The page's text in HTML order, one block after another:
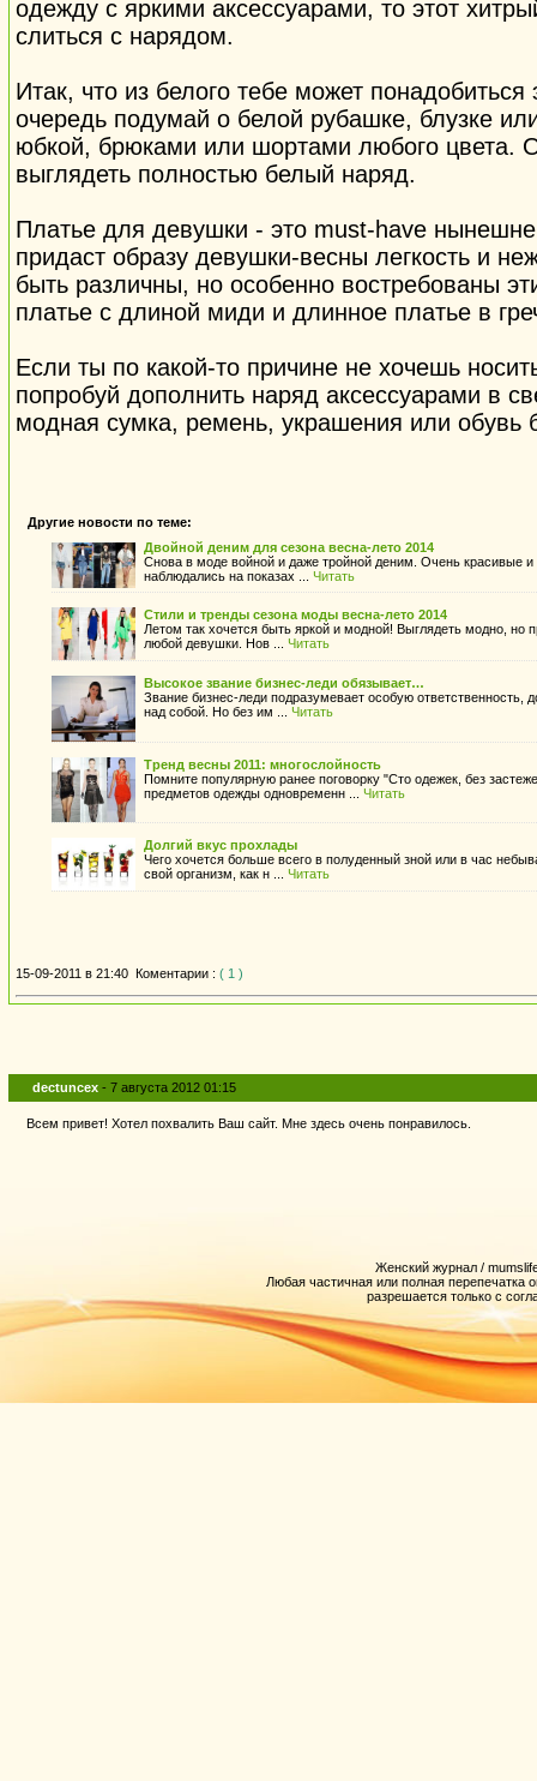
одежду с яркими аксессуарами, то этот
слиться с нарядом.
Итак, что из белого тебе может
очередь подумай о белой рубашке, блузке
юбкой, брюками или шортами любого цвета.
выглядеть полностью белый наряд.
Платье для девушки - это must-have
придаст образу девушки-весны легкость и
быть различны, но особенно востребованы
платье с длиной миди и длинное платье в
Если ты по какой-то причине не хочешь
попробуй дополнить наряд аксессуарами в
модная сумка, ремень, украшения или обувь
Другие новости по теме:
Двойной деним для сезона весна-лето 2014
Снова в моде войной и даже тройной деним. Очень красивые
наблюдались на показах ... Читать
Стили и тренды сезона моды весна-лето 2014
Летом так хочется быть яркой и модной! Выглядеть модно, но
любой девушки. Нов ... Читать
Высокое звание бизнес-леди обязывает…
Звание бизнес-леди подразумевает особую ответственность,
над собой. Но без им ... Читать
Тренд весны 2011: многослойность
Помните популярную ранее поговорку "Сто одежек, без
предметов одежды одновременн ... Читать
Долгий вкус прохлады
Чего хочется больше всего в полуденный зной или в час
свой организм, как н ... Читать
15-09-2011 в 21:40 Коментарии : ( 1 )
dectuncex - 7 августа 2012 01:15
Всем привет! Хотел похвалить Ваш сайт. Мне здесь очень понравилось.
Женский журнал /
Любая частичная или полная перепечатка
разрешается только с